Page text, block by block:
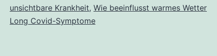
„Genieß
doch
unsichtbare Krankheit, Wie beeinflusst warmes Wetter
Long Covid-Symptome